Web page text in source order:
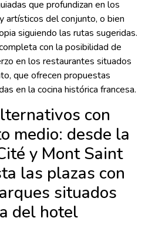
que profundizan en los
artísticos del conjunto, o bien
siguiendo las rutas sugeridas.
con la posibilidad de
en los restaurantes situados
que ofrecen propuestas
en la cocina histórica francesa.
con
medio: desde la
y Mont Saint
las plazas con
situados
del hotel